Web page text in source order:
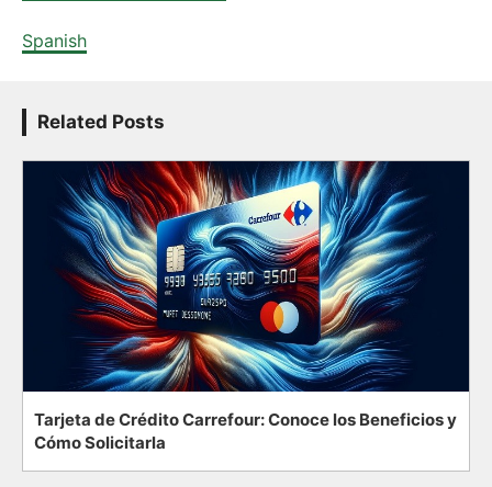
Spanish
Related Posts
Tarjeta de Crédito Carrefour: Conoce los Beneficios y
Cómo Solicitarla